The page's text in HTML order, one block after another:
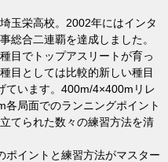
玉栄高校。2002年にはインタ
総合二連覇を達成しました。
目でトップアスリートが育っ
目としては比較的新しい種目
ています。400m/4×400mリレ
局面でのランニングポイント
てられた数々の練習方法を清
ポイントと練習方法がマスター